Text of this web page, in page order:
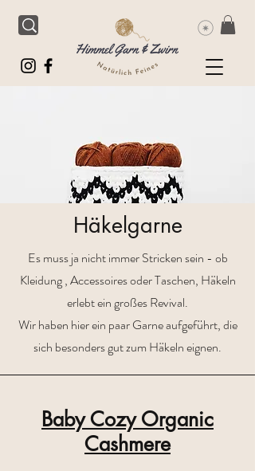
Häkelgarne
Es muss ja nicht immer Stricken sein - ob
Kleidung , Accessoires oder Taschen, Häkeln
erlebt ein großes Revival.
Wir haben hier ein paar Garne aufgeführt, die
sich besonders gut zum Häkeln eignen.
Baby Cozy Organic
Cashmere